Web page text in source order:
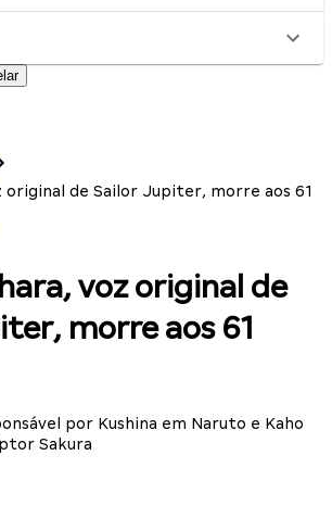
original de Sailor Jupiter, morre aos 61
voz original de
morre aos 61
por Kushina em Naruto e Kaho
Sakura